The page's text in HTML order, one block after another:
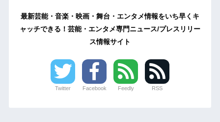
最新芸能・音楽・映画・舞台・エンタメ情報をいち早くキ
ャッチできる！芸能・エンタメ専門ニュース/プレスリリー
ス情報サイト
Twitter Facebook Feedly RSS